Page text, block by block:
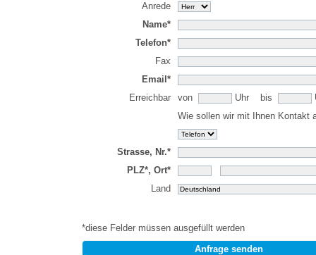
Anrede
Name*
Telefon*
Fax
Email*
Erreichbar
von Uhr bis
Wie sollen wir mit Ihnen Kontakt
Strasse, Nr.*
PLZ*, Ort*
Land
*diese Felder müssen ausgefüllt werden
Anfrage senden